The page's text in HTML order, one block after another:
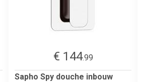
€ 144.99
Sapho Spy douche inbouw